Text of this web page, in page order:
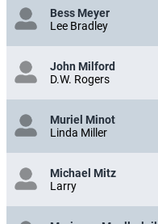
Bess Meyer
Lee Bradley
John Milford
D.W. Rogers
Muriel Minot
Linda Miller
Michael Mitz
Larry